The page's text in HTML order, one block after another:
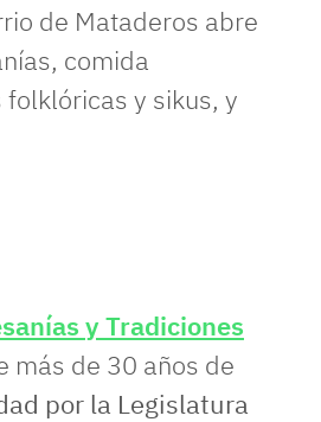
de Mataderos abre
comida
y sikus, y
y Tradiciones
más de 30 años de
por la Legislatura